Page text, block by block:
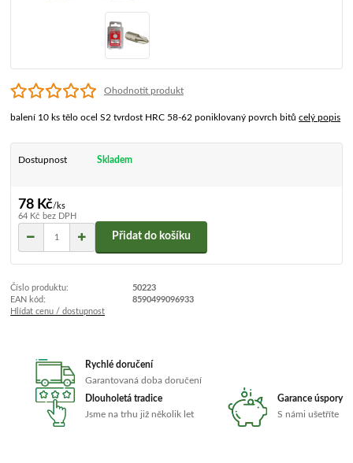
Ohodnotit produkt
balení 10 ks tělo ocel S2 tvrdost HRC 58-62 poniklovaný povrch bitůcelý popis
Dostupnost Skladem
78 Kč/ks
64 Kč bez DPH
Přidat do košíku
Číslo produktu:
50223
EAN kód:
8590499096933
Hlídat cenu / dostupnost
Rychlé doručení
Garantovaná doba doručení
Dlouholetá tradice
Jsme na trhu již několik let
Garance úspory
S námi ušetříte